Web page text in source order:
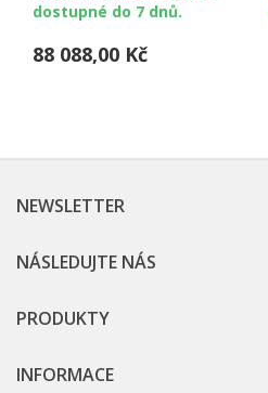
dostupné do 7 dnů.
88 088,00 Kč
NEWSLETTER
NÁSLEDUJTE NÁS
PRODUKTY
INFORMACE